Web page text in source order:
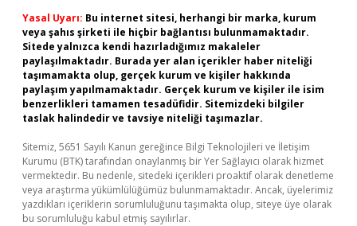
Yasal Uyarı: Bu internet sitesi, herhangi bir marka, kurum
veya şahıs şirketi ile hiçbir bağlantısı bulunmamaktadır.
Sitede yalnızca kendi hazırladığımız makaleler
paylaşılmaktadır. Burada yer alan içerikler haber niteliği
taşımamakta olup, gerçek kurum ve kişiler hakkında
paylaşım yapılmamaktadır. Gerçek kurum ve kişiler ile isim
benzerlikleri tamamen tesadüfidir. Sitemizdeki bilgiler
taslak halindedir ve tavsiye niteliği taşımazlar.
Sitemiz, 5651 Sayılı Kanun gereğince Bilgi Teknolojileri ve İletişim
Kurumu (BTK) tarafından onaylanmış bir Yer Sağlayıcı olarak hizmet
vermektedir. Bu nedenle, sitedeki içerikleri proaktif olarak denetleme
veya araştırma yükümlülüğümüz bulunmamaktadır. Ancak, üyelerimiz
yazdıkları içeriklerin sorumluluğunu taşımakta olup, siteye üye olarak
bu sorumluluğu kabul etmiş sayılırlar.